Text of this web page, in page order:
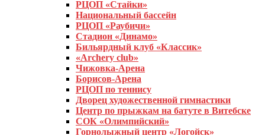
РЦОП «Стайки»
Национальный бассейн
РЦОП «Раубичи»
Стадион «Динамо»
Бильярдный клуб «Классик»
«Archery club»
Чижовка-Арена
Борисов-Арена
РЦОП по теннису
Дворец художественной гимнастики
Центр по прыжкам на батуте в Витебске
СОК «Олимпийский»
Горнолыжный центр «Логойск»